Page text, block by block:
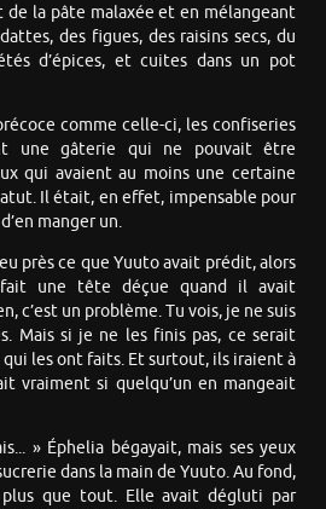
la pâte malaxée et en mélangeant
des figues, des raisins secs, du
d’épices, et cuites dans un pot
comme celle-ci, les confiseries
une gâterie qui ne pouvait être
qui avaient au moins une certaine
Il était, en effet, impensable pour
manger un.
près ce que Yuuto avait prédit, alors
une tête déçue quand il avait
c’est un problème. Tu vois, je ne suis
Mais si je ne les finis pas, ce serait
les ont faits. Et surtout, ils iraient à
vraiment si quelqu’un en mangeait
» Éphelia bégayait, mais ses yeux
dans la main de Yuuto. Au fond,
que tout. Elle avait dégluti par